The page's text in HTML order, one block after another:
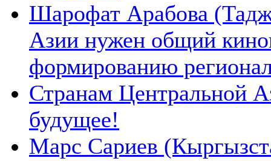
Шарофат Арабова
Азии нужен общий
формированию
Странам Центральной
будущее!
Марс Сариев